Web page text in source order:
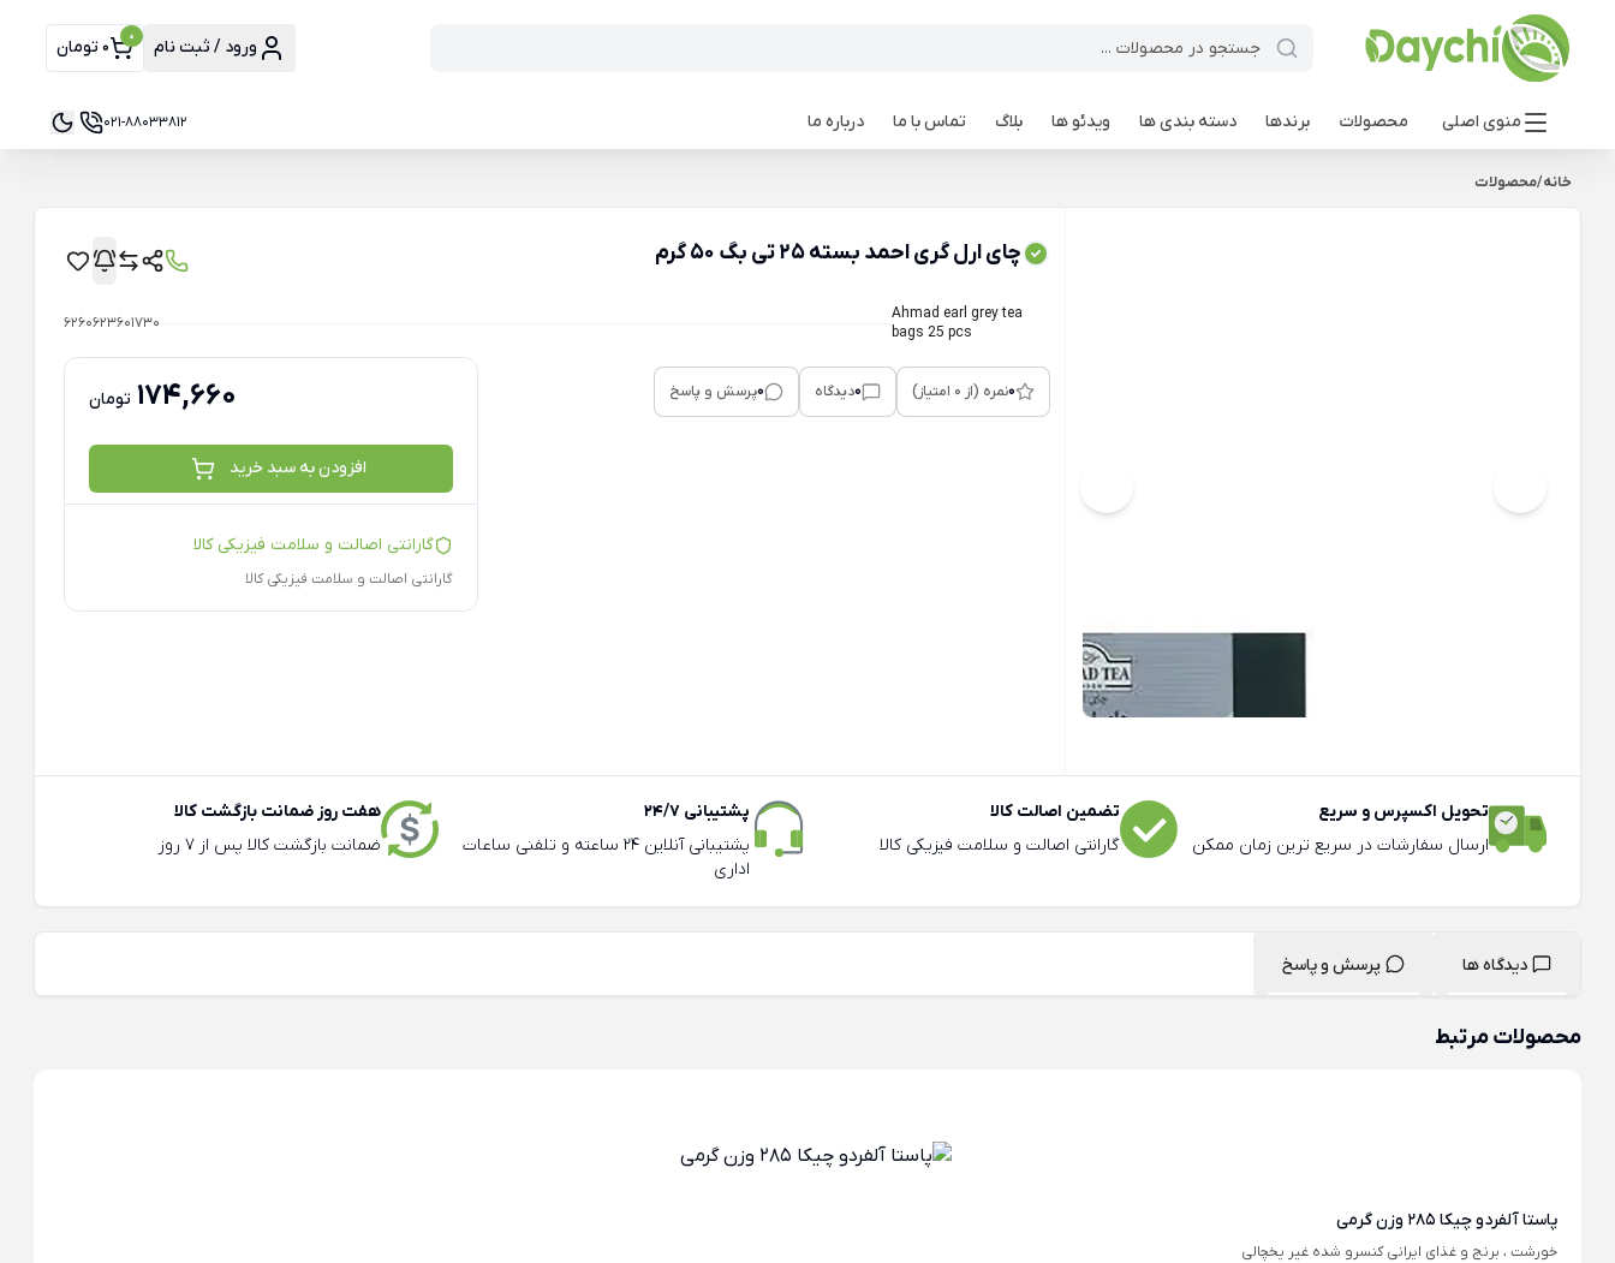
ورود / ثبت نام 0 0 تومان
منوی اصلی محصولات برندها دسته بندی ها ویدئو ها بلاگ تماس با ما درباره ما 021-88033812
خانه/محصولات
چای ارل گری احمد بسته 25 تی بگ 50 گرم
Ahmad earl grey tea
bags 25 pcs
6260623601730
0نمره (از 0 امتیاز) 0دیدگاه 0پرسش و پاسخ 174,660 تومان
افزودن به سبد خرید
گارانتی اصالت و سلامت فیزیکی کالا
گارانتی اصالت و سلامت فیزیکی کالا
تحویل اکسپرس و سریع
ارسال سفارشات در سریع ترین زمان ممکن
تضمین اصالت کالا
گارانتی اصالت و سلامت فیزیکی کالا
پشتیبانی 24/7
پشتیبانی آنلاین 24 ساعته و تلفنی ساعات
اداری
هفت روز ضمانت بازگشت کالا
ضمانت بازگشت کالا پس از 7 روز
دیدگاه ها پرسش و پاسخ
محصولات مرتبط
پاستا آلفردو چیکا 285 وزن گرمی
خورشت ، برنج و غذای ایرانی کنسرو شده غیر یخچالی